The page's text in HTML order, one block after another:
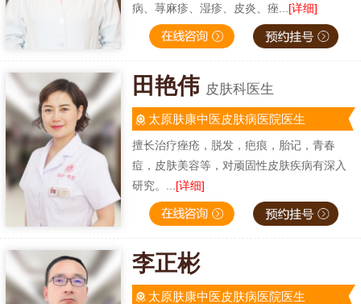
病、荨麻疹、湿疹、皮炎、痤... [详细]
田艳伟 皮肤科医生
太原肤康中医皮肤病医院医生
擅长治疗痤疮，脱发，疤痕，胎记，青春
痘，皮肤美容等，对顽固性皮肤疾病有深入
研究。... [详细]
李正彬
太原肤康中医皮肤病医院医生